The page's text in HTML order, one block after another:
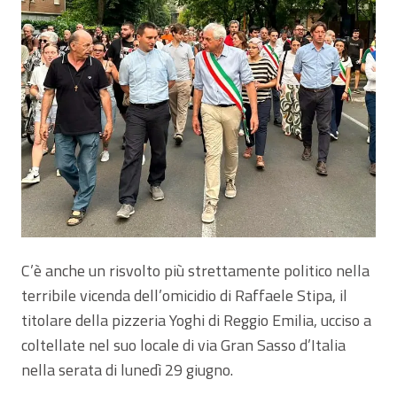
C’è anche un risvolto più strettamente politico nella
terribile vicenda dell’omicidio di Raffaele Stipa, il
titolare della pizzeria Yoghi di Reggio Emilia, ucciso a
coltellate nel suo locale di via Gran Sasso d’Italia
nella serata di lunedì 29 giugno.